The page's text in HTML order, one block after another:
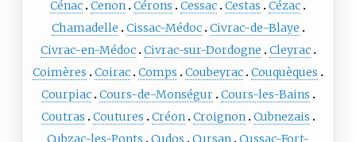
Cénac Cenon Cérons Cessac Cestas
Cézac
Chamadelle
Cissac-Médoc Civrac-de-Blaye
Civrac-en-Médoc Civrac-sur-Dordogne
Cleyrac
Coimères
Coirac Comps Coubeyrac Couquèques
Courpiac Cours-de-Monségur Cours-les-Bains
Coutras
Coutures Créon Croignon Cubnezais
Cubzac-les-Ponts
Cudos Cursan Cussac-Fort-